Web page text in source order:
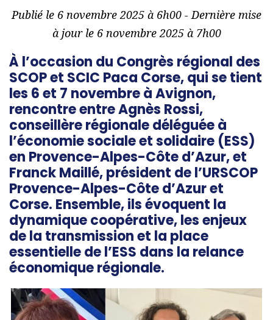
Publié le 6 novembre 2025 à 6h00 - Dernière mise
à jour le 6 novembre 2025 à 7h00
À l’occasion du Congrès régional des
SCOP et SCIC Paca Corse, qui se tient
les 6 et 7 novembre à Avignon,
rencontre entre Agnès Rossi,
conseillère régionale déléguée à
l’économie sociale et solidaire (ESS)
en Provence-Alpes-Côte d’Azur, et
Franck Maillé, président de l’URSCOP
Provence-Alpes-Côte d’Azur et
Corse. Ensemble, ils évoquent la
dynamique coopérative, les enjeux
de la transmission et la place
essentielle de l’ESS dans la relance
économique régionale.